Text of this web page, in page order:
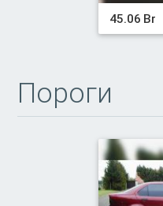
45.06 Br
Пороги